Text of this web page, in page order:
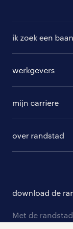
ik zoek een baan
randstad
randstad digital
werkgevers
hr-diensten
branches
tarieven
personeel
mijn carriere
solliciteren
over randstad
onze
download de
Met de